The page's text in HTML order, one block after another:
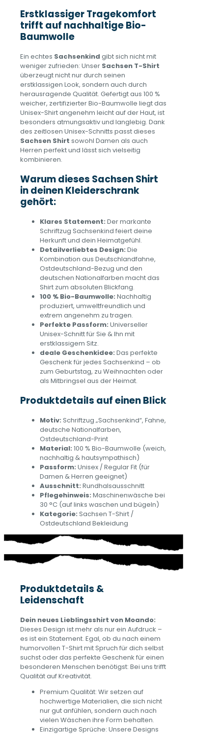
Erstklassiger Tragekomfort
trifft auf nachhaltige Bio-
Baumwolle
Ein echtes Sachsenkind gibt sich nicht mit
weniger zufrieden: Unser Sachsen T-Shirt
überzeugt nicht nur durch seinen
erstklassigen Look, sondern auch durch
herausragende Qualität. Gefertigt aus 100 %
weicher, zertifizierter Bio-Baumwolle liegt das
Unisex-Shirt angenehm leicht auf der Haut, ist
besonders atmungsaktiv und langlebig. Dank
des zeitlosen Unisex-Schnitts passt dieses
Sachsen Shirt sowohl Damen als auch
Herren perfekt und lässt sich vielseitig
kombinieren.
Warum dieses Sachsen Shirt
in deinen Kleiderschrank
gehört:
Klares Statement: Der markante
Schriftzug Sachsenkind feiert deine
Herkunft und dein Heimatgefühl.
Detailverliebtes Design: Die
Kombination aus Deutschlandfahne,
Ostdeutschland-Bezug und den
deutschen Nationalfarben macht das
Shirt zum absoluten Blickfang.
100 % Bio-Baumwolle: Nachhaltig
produziert, umweltfreundlich und
extrem angenehm zu tragen.
Perfekte Passform: Universeller
Unisex-Schnitt für Sie & Ihn mit
erstklassigem Sitz.
deale Geschenkidee: Das perfekte
Geschenk für jedes Sachsenkind – ob
zum Geburtstag, zu Weihnachten oder
als Mitbringsel aus der Heimat.
Produktdetails auf einen Blick
Motiv: Schriftzug „Sachsenkind“, Fahne,
deutsche Nationalfarben,
Ostdeutschland-Print
Material: 100 % Bio-Baumwolle (weich,
nachhaltig & hautsympathisch)
Passform: Unisex / Regular Fit (für
Damen & Herren geeignet)
Ausschnitt: Rundhalsausschnitt
Pflegehinweis: Maschinenwäsche bei
30 °C (auf links waschen und bügeln)
Kategorie: Sachsen T-Shirt /
Ostdeutschland Bekleidung
Produktdetails &
Leidenschaft
Dein neues Lieblingsshirt von Moando:
Dieses Design ist mehr als nur ein Aufdruck –
es ist ein Statement. Egal, ob du nach einem
humorvollen T-Shirt mit Spruch für dich selbst
suchst oder das perfekte Geschenk für einen
besonderen Menschen benötigst: Bei uns trifft
Qualität auf Kreativität.
Premium Qualität: Wir setzen auf
hochwertige Materialien, die sich nicht
nur gut anfühlen, sondern auch nach
vielen Wäschen ihre Form behalten.
Einzigartige Sprüche: Unsere Designs